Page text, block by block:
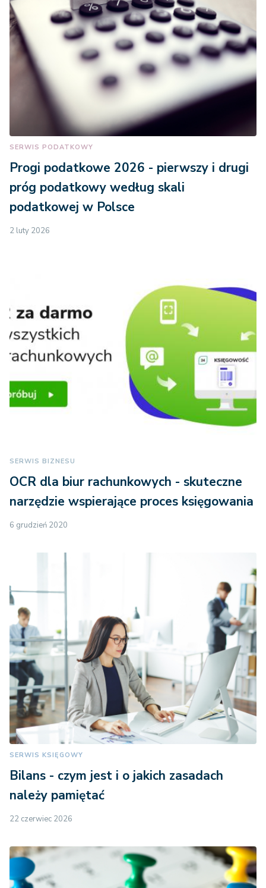
SERWIS PODATKOWY
Progi podatkowe 2026 - pierwszy i drugi
próg podatkowy według skali
podatkowej w Polsce
2 luty 2026
SERWIS BIZNESU
OCR dla biur rachunkowych - skuteczne
narzędzie wspierające proces księgowania
6 grudzień 2020
SERWIS KSIĘGOWY
Bilans - czym jest i o jakich zasadach
należy pamiętać
22 czerwiec 2026